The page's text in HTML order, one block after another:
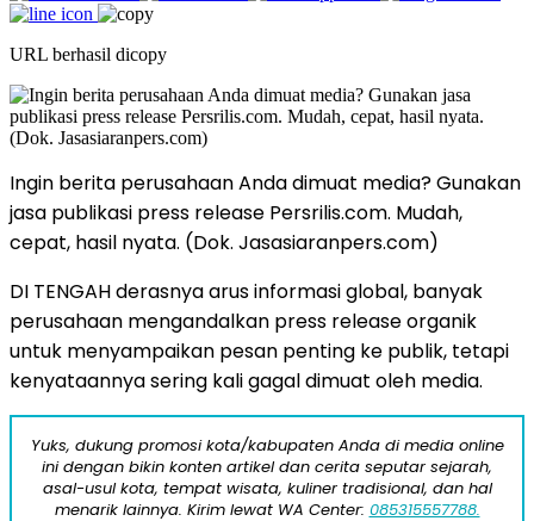
URL berhasil dicopy
Ingin berita perusahaan Anda dimuat media? Gunakan
jasa publikasi press release Persrilis.com. Mudah,
cepat, hasil nyata. (Dok. Jasasiaranpers.com)
DI TENGAH derasnya arus informasi global, banyak
perusahaan mengandalkan press release organik
untuk menyampaikan pesan penting ke publik, tetapi
kenyataannya sering kali gagal dimuat oleh media.
Yuks, dukung promosi kota/kabupaten Anda di media online
ini dengan bikin konten artikel dan cerita seputar sejarah,
asal-usul kota, tempat wisata, kuliner tradisional, dan hal
menarik lainnya. Kirim lewat WA Center: 085315557788.